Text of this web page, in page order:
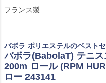
フランス製
バボラ ポリエステルのベスト
バボラ(BabolaT) テニ
200m ロール (RPM
ロー 243141